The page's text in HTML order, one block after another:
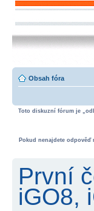
Obsah fóra
Toto diskuzní fórum je
Pokud nenajdete odpověď
První
iGO8,